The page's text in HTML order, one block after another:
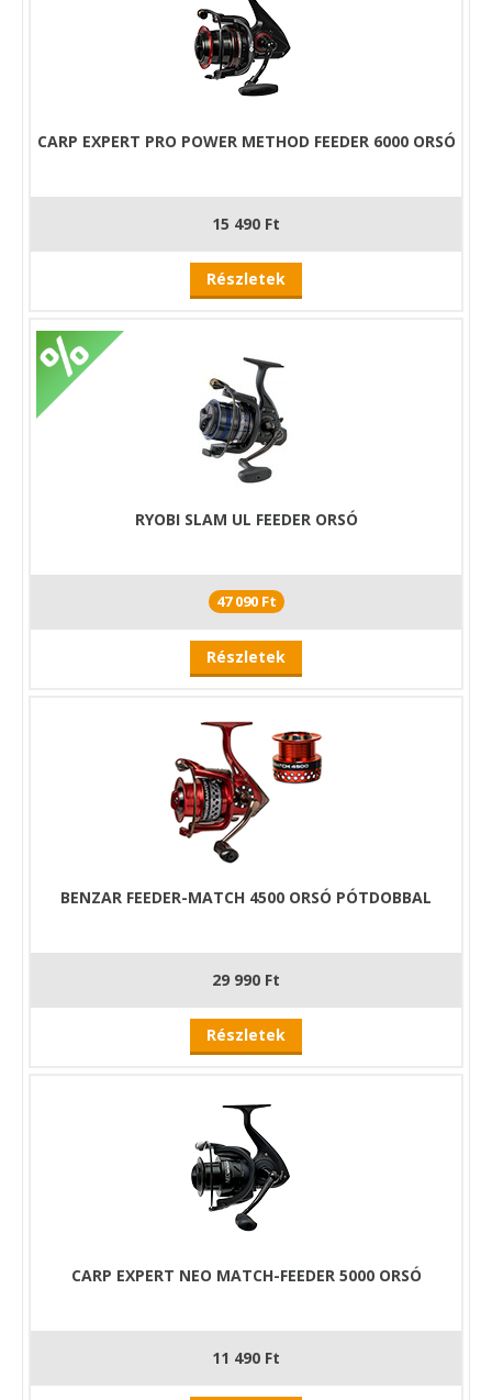
hirtelen kirohanásaiból adódó halvesztést. Az
orsó fékjét érdemes már a horgászat előtt oly
módon beállítani, hogy összhangban legyen a
szerelék többi elemével. Az orsó dobján
található fékerő állító csavar használatával a
kontrolálható.
CARP EXPERT PRO POWER METHOD FEEDER 6000 ORSÓ
15 490 Ft
Részletek
RYOBI SLAM UL FEEDER ORSÓ
47 090 Ft
Részletek
BENZAR FEEDER-MATCH 4500 ORSÓ PÓTDOBBAL
29 990 Ft
Részletek
CARP EXPERT NEO MATCH-FEEDER 5000 ORSÓ
11 490 Ft